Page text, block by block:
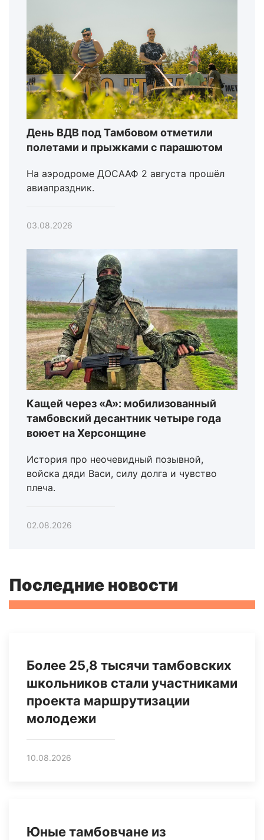
День ВДВ под Тамбовом отметили
полетами и прыжками с парашютом
На аэродроме ДОСААФ 2 августа прошёл
авиапраздник.
03.08.2026
Кащей через «А»: мобилизованный
тамбовский десантник четыре года
воюет на Херсонщине
История про неочевидный позывной,
войска дяди Васи, силу долга и чувство
плеча.
02.08.2026
Последние новости
Более 25,8 тысячи тамбовских
школьников стали участниками
проекта маршрутизации
молодежи
10.08.2026
Юные тамбовчане из